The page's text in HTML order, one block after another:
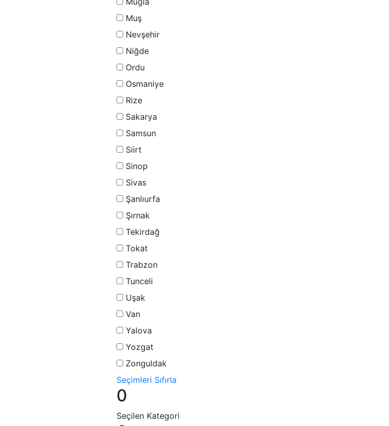
Muş
Nevşehir
Niğde
Ordu
Osmaniye
Rize
Sakarya
Samsun
Siirt
Sinop
Sivas
Şanlıurfa
Şırnak
Tekirdağ
Tokat
Trabzon
Tunceli
Uşak
Van
Yalova
Yozgat
Zonguldak
Seçimleri Sıfırla
0
Seçilen Kategori